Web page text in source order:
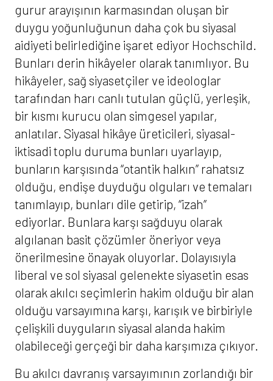
gurur arayışının karmasından oluşan bir
duygu yoğunluğunun daha çok bu siyasal
aidiyeti belirlediğine işaret ediyor Hochschild.
Bunları derin hikâyeler olarak tanımlıyor. Bu
hikâyeler, sağ siyasetçiler ve ideologlar
tarafından harı canlı tutulan güçlü, yerleşik,
bir kısmı kurucu olan simgesel yapılar,
anlatılar. Siyasal hikâye üreticileri, siyasal-
iktisadi toplu duruma bunları uyarlayıp,
bunların karşısında “otantik halkın” rahatsız
olduğu, endişe duyduğu olguları ve temaları
tanımlayıp, bunları dile getirip, “izah”
ediyorlar. Bunlara karşı sağduyu olarak
algılanan basit çözümler öneriyor veya
önerilmesine önayak oluyorlar. Dolayısıyla
liberal ve sol siyasal gelenekte siyasetin esas
olarak akılcı seçimlerin hakim olduğu bir alan
olduğu varsayımına karşı, karışık ve birbiriyle
çelişkili duyguların siyasal alanda hakim
olabileceği gerçeği bir daha karşımıza çıkıyor.
Bu akılcı davranış varsayımının zorlandığı bir